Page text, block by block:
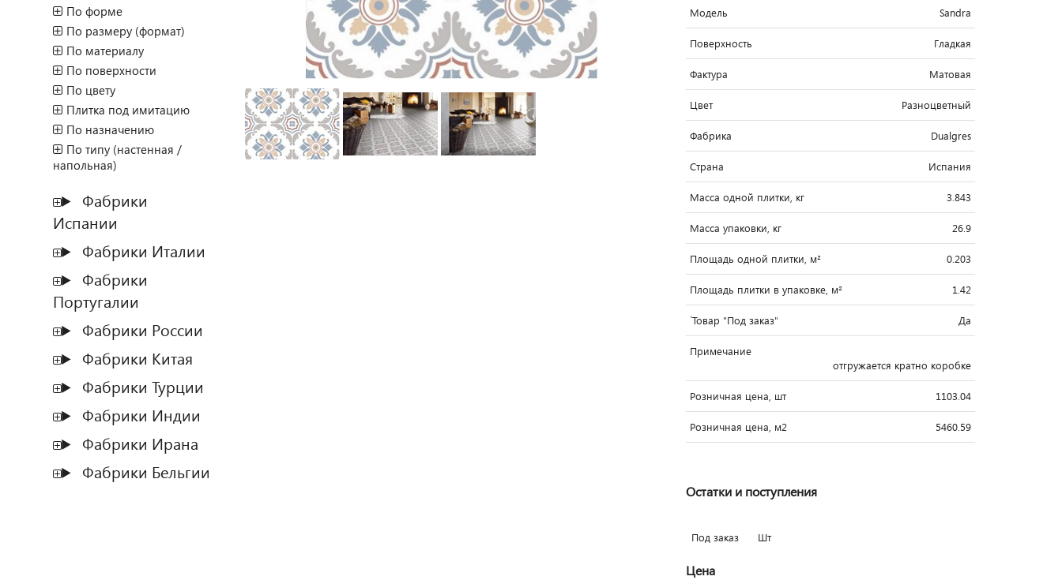
По форме
По размеру (формат)
По материалу
По поверхности
По цвету
Плитка под имитацию
По назначению
По типу (настенная /
напольная)
Фабрики
Испании
Фабрики Италии
Фабрики
Португалии
Фабрики России
Фабрики Китая
Фабрики Турции
Фабрики Индии
Фабрики Ирана
Фабрики Бельгии
Модель Sandra
Поверхность Гладкая
Фактура Матовая
Цвет Разноцветный
Фабрика Dualgres
Страна Испания
Масса одной плитки, кг 3.843
Масса упаковки, кг 26.9
Площадь одной плитки, м² 0.203
Площадь плитки в упаковке, м² 1.42
`Товар "Под заказ" Да
Примечание
отгружается кратно коробке
Розничная цена, шт 1103.04
Розничная цена, м2 5460.59
Остатки и поступления
Под заказ Шт
Цена